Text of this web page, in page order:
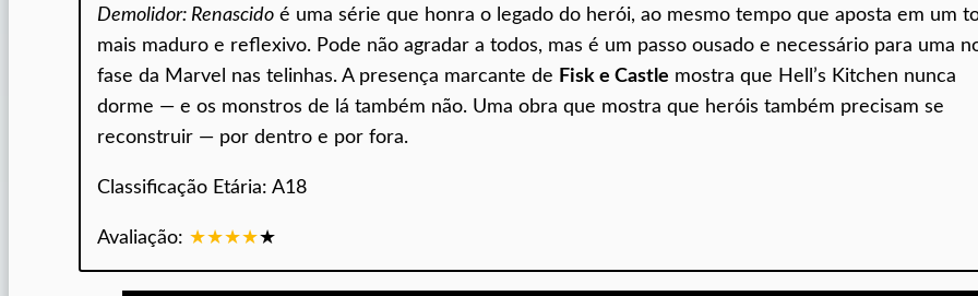
Demolidor: Renascido é uma série que honra o legado do herói, ao mesmo tempo que aposta em um
mais maduro e reflexivo. Pode não agradar a todos, mas é um passo ousado e necessário para uma
fase da Marvel nas telinhas. A presença marcante de Fisk e Castle mostra que Hell’s Kitchen nunca
dorme — e os monstros de lá também não. Uma obra que mostra que heróis também precisam se
reconstruir — por dentro e por fora.
Classificação Etária: A18
Avaliação: ★★★★★